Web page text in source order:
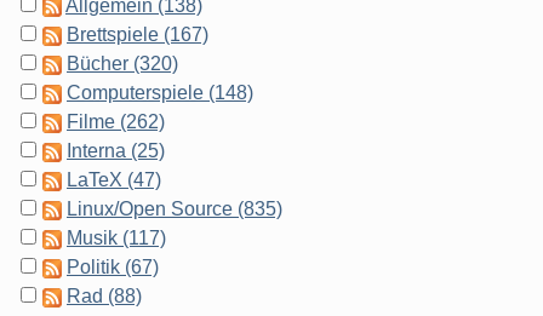
Allgemein (138)
Brettspiele (167)
Bücher (320)
Computerspiele (148)
Filme (262)
Interna (25)
LaTeX (47)
Linux/Open Source (835)
Musik (117)
Politik (67)
Rad (88)